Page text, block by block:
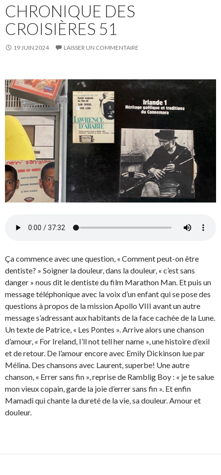
CHRONIQUE DES
CROISIÈRES 51
19 JUIN 2024 LAISSER UN COMMENTAIRE
Ça commence avec une question, « Comment peut-on être
dentiste? » Soigner la douleur, dans la douleur, « c’est sans
danger » nous dit le dentiste du film Marathon Man. Et puis un
message téléphonique avec la voix d’un enfant qui se pose des
questions à propos de la mission Apollo VIII avant un autre
message s’adressant aux habitants de la face cachée de la Lune.
Un texte de Patrice, « Les Pontes ». Arrive alors une chanson
d’amour, « For Ireland, I’ll not tell her name », une histoire d’exil
et de retour. De l’amour encore avec Emily Dickinson lue par
Mélina. Des chansons avec Laurent, superbe! Une autre
chanson, « Errer sans fin », reprise de Ramblig Boy : « je te salue
mon vieux copain, garde la joie d’errer sans fin ». Et enfin
Mamadi qui chante la dureté de la vie, sa douleur. Amour et
douleur.